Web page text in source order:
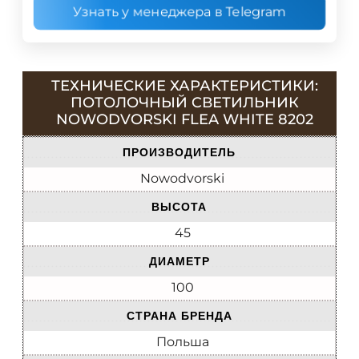
Узнать у менеджера в Telegram
ТЕХНИЧЕСКИЕ ХАРАКТЕРИСТИКИ:
ПОТОЛОЧНЫЙ CВЕТИЛЬНИК
NOWODVORSKI FLEA WHITE 8202
ПРОИЗВОДИТЕЛЬ
Nowodvorski
ВЫСОТА
45
ДИАМЕТР
100
СТРАНА БРЕНДА
Польша